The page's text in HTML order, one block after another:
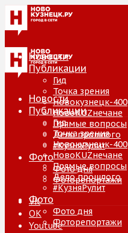
Новости
Публикации
Гид
Точка зрения
Новокузнецк-400
НовоKUZнечане
Прямые вопросы
Дело прошлого
#КузняРулит
Фото
Фото дня
Фоторепортажи
VK
ОК
Youtube
Новости
Публикации
Гид
Точка зрения
Новокузнецк-400
НовоKUZнечане
Прямые вопросы
Дело прошлого
#КузняРулит
Фото
Фото дня
Фоторепортажи